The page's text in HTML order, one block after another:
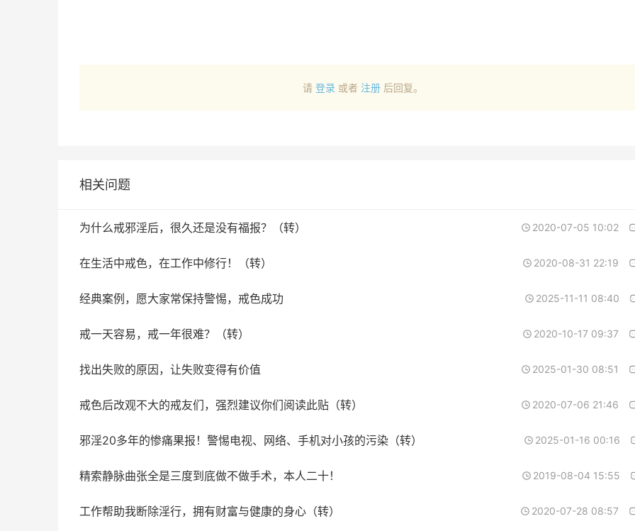
请 登录 或者 注册 后回复。
相关问题
为什么戒邪淫后，很久还是没有福报？（转） 2020-07-05 10:02
在生活中戒色，在工作中修行！（转） 2020-08-31 22:19
经典案例，愿大家常保持警惕，戒色成功 2025-11-11 08:40
戒一天容易，戒一年很难？（转） 2020-10-17 09:37
找出失败的原因，让失败变得有价值 2025-01-30 08:51
戒色后改观不大的戒友们，强烈建议你们阅读此贴（转） 2020-07-06 21:46
邪淫20多年的惨痛果报！警惕电视、网络、手机对小孩的污染（转） 2025-01-16 00:16
精索静脉曲张全是三度到底做不做手术，本人二十！ 2019-08-04 15:55
工作帮助我断除淫行，拥有财富与健康的身心（转） 2020-07-28 08:57